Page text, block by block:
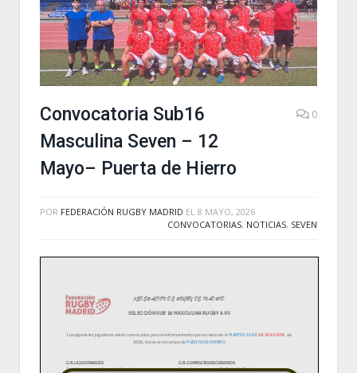
Convocatoria Sub16
Masculina Seven – 12
Mayo– Puerta de Hierro
0
POR FEDERACIÓN RUGBY MADRID EL 8 MAYO, 2026
CONVOCATORIAS, NOTICIAS, SEVEN